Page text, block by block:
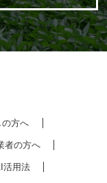
の方へ
者の方へ
活用法